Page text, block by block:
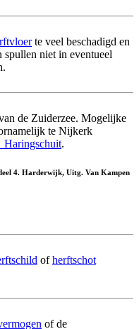
te veel beschadigd en
spullen niet in eventueel
de Zuiderzee. Mogelijke
te Nijkerk
.
4. Harderwijk, Uitg. Van Kampen
ofherftschot
of de